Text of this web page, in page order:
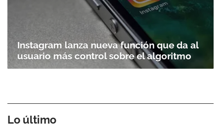
Instagram lanza nueva función que da al
usuario más control sobre el algoritmo
Lo último